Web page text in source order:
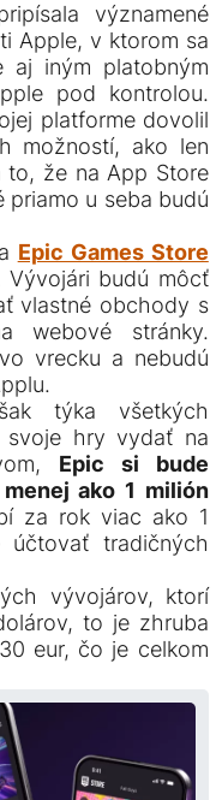
významené
Apple, v ktorom sa
aj iným platobným
pod kontrolou.
platforme dovolil
možností, ako len
to, že na App Store
priamo u seba budú
Epic Games Store
Vývojári budú môcť
vlastné obchody s
webové stránky.
vrecku a nebudú
týka všetkých
svoje hry vydať na
Epic si bude
ako 1 milión
za rok viac ako 1
tradičných
vývojárov, ktorí
to je zhruba
eur, čo je celkom